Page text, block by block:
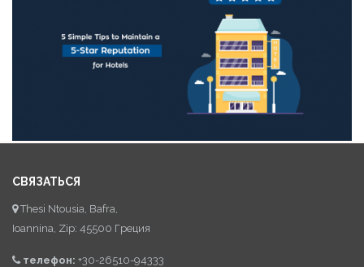
СВЯЗАТЬСЯ
Thesi Ntousia, Bafra,
Ioannina, Zip: 45500 Греция
телефон: +30-26510-94333